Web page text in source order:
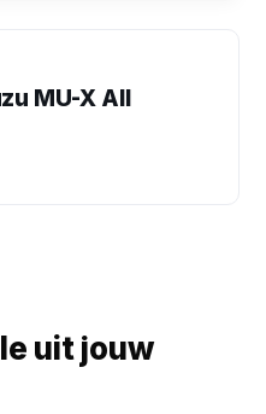
MU-X All
uit jouw